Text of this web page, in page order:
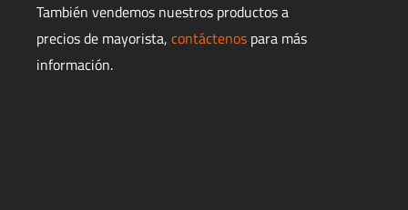
También vendemos nuestros productos a
precios de mayorista, contáctenos para más
información.